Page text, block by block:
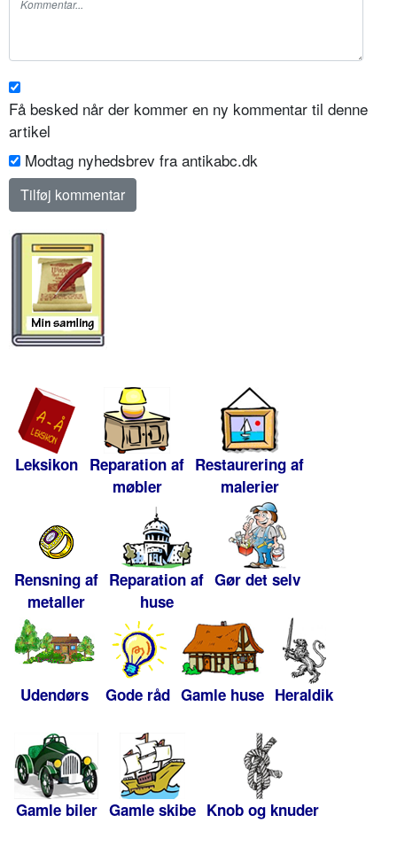
Få besked når der kommer en ny kommentar til denne
artikel
Modtag nyhedsbrev fra antikabc.dk
Leksikon Reparation af
møbler
Restaurering af
malerier
Rensning af
metaller
Reparation af
huse
Gør det selv
Udendørs Gode råd Gamle huse Heraldik
Gamle biler Gamle skibe Knob og knuder